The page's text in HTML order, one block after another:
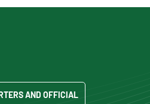
AND OFFICIAL